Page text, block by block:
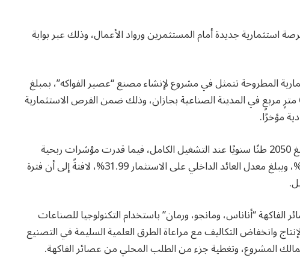
استثمارية جديدة أمام المستثمرين ورواد الأعمال، وذلك عبر بوابة
المطروحة تتمثل في مشروع لإنشاء مصنع “عصير الفواكه”، بمبلغ
26.24 مليون ريال، وعلى مساحة تقدر بـ6500 مترٍ مربعٍ في المدينة الصناعية بجازان، وذلك ضمن الفرص الاستثمارية
مؤخرًا.
وأفادت الغرفة أن الطاقة الإنتاجية للمصنع تبلغ 2050 طنًا سنويًا عند التشغيل الكامل، فيما قدرت مؤشرات ربحية
المشروع بعائد على الاستثمار يقدر بنسبة 90%، ويبلغ معدل العائد الداخلي على الاستثمار 31.99%، لافتةً إلى أن فترة
“أناناس، ومانجو، ورمان” باستخدام التكنولوجيا للصناعات
وانخفاض التكاليف مع مراعاة الطرق العلمية السليمة في التصنيع
المشروع، وتغطية جزء من الطلب المحلي من عصائر الفاكهة.